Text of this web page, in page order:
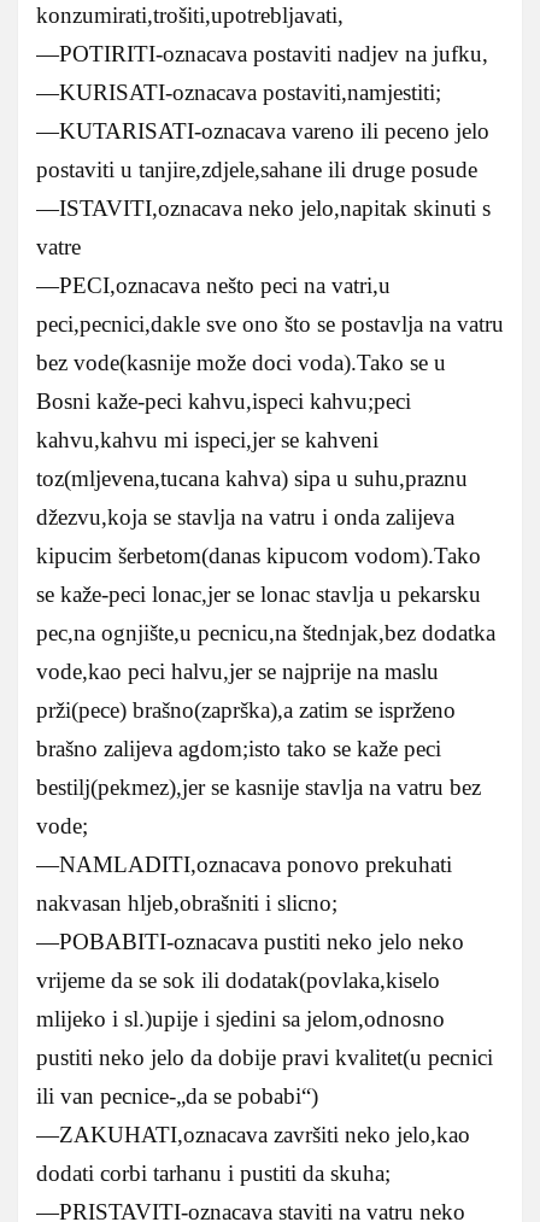
konzumirati,trošiti,upotrebljavati,
—POTIRITI-oznacava postaviti nadjev na jufku,
—KURISATI-oznacava postaviti,namjestiti;
—KUTARISATI-oznacava vareno ili peceno jelo
postaviti u tanjire,zdjele,sahane ili druge posude
—ISTAVITI,oznacava neko jelo,napitak skinuti s
vatre
—PECI,oznacava nešto peci na vatri,u
peci,pecnici,dakle sve ono što se postavlja na vatru
bez vode(kasnije može doci voda).Tako se u
Bosni kaže-peci kahvu,ispeci kahvu;peci
kahvu,kahvu mi ispeci,jer se kahveni
toz(mljevena,tucana kahva) sipa u suhu,praznu
džezvu,koja se stavlja na vatru i onda zalijeva
kipucim šerbetom(danas kipucom vodom).Tako
se kaže-peci lonac,jer se lonac stavlja u pekarsku
pec,na ognjište,u pecnicu,na štednjak,bez dodatka
vode,kao peci halvu,jer se najprije na maslu
prži(pece) brašno(zaprška),a zatim se isprženo
brašno zalijeva agdom;isto tako se kaže peci
bestilj(pekmez),jer se kasnije stavlja na vatru bez
vode;
—NAMLADITI,oznacava ponovo prekuhati
nakvasan hljeb,obrašniti i slicno;
—POBABITI-oznacava pustiti neko jelo neko
vrijeme da se sok ili dodatak(povlaka,kiselo
mlijeko i sl.)upije i sjedini sa jelom,odnosno
pustiti neko jelo da dobije pravi kvalitet(u pecnici
ili van pecnice-„da se pobabi“)
—ZAKUHATI,oznacava završiti neko jelo,kao
dodati corbi tarhanu i pustiti da skuha;
—PRISTAVITI-oznacava staviti na vatru neko